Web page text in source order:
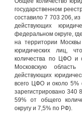
государственном
составило 7 703 206,
действующих
федеральном округе,
на территории
юридических лиц,
количества по ЦФО и
Московскую
действующих
всего ЦФО и около 5%
зарегистрировано 340
59% от общего
округу и 7,5% по РФ).